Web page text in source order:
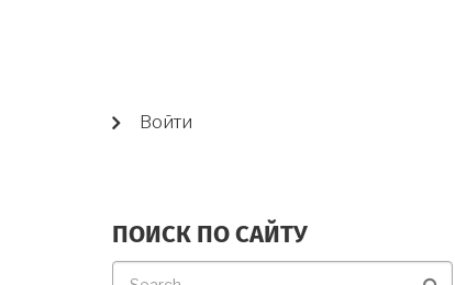
USER
Войти
ПОИСК ПО САЙТУ